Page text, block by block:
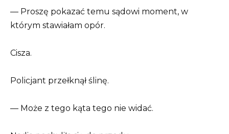
— Proszę pokazać temu sądowi moment, w
którym stawiałam opór.
Cisza.
Policjant przełknął ślinę.
— Może z tego kąta tego nie widać.